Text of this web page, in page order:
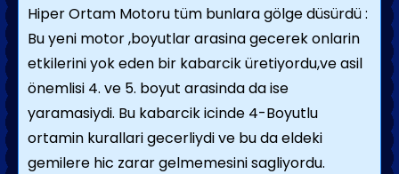
Hiper Ortam Motoru tüm bunlara gölge düsürdü :
Bu yeni motor ,boyutlar arasina gecerek onlarin
etkilerini yok eden bir kabarcik üretiyordu,ve asil
önemlisi 4. ve 5. boyut arasinda da ise
yaramasiydi. Bu kabarcik icinde 4-Boyutlu
ortamin kurallari gecerliydi ve bu da eldeki
gemilere hic zarar gelmemesini sagliyordu.